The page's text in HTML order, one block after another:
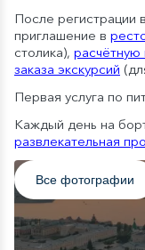
После регистрации
приглашение в
столика), расчётную
заказа экскурсий
Первая услуга по
Каждый день на
развлекательная
Все фотографии